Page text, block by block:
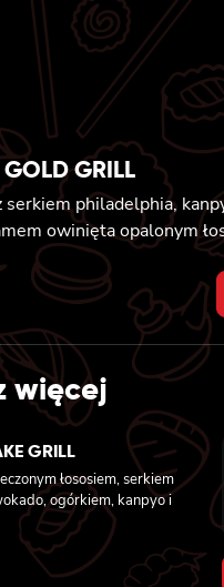
GRILL
serkiem philadelphia,
owinięta opalonym
is:
36 zł.
więcej
GRILL
łososiem, serkiem
ogórkiem, kanpyo i
Current